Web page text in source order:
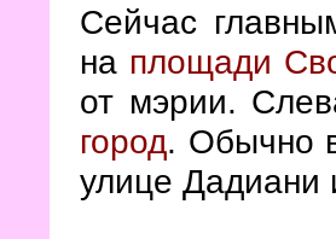
Сейчас
на площади
от мэрии.
город. Обычно
улице Дадиани